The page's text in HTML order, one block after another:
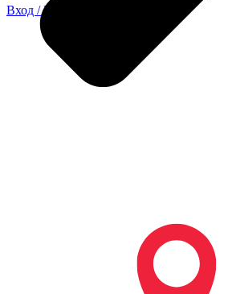
Вход / Регистрация